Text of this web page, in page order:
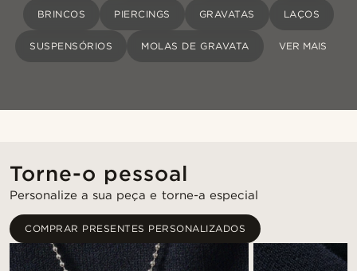
BRINCOS PIERCINGS GRAVATAS LAÇOS
SUSPENSÓRIOS MOLAS DE GRAVATA VER MAIS
Torne-o pessoal
Personalize a sua peça e torne-a especial
COMPRAR PRESENTES PERSONALIZADOS